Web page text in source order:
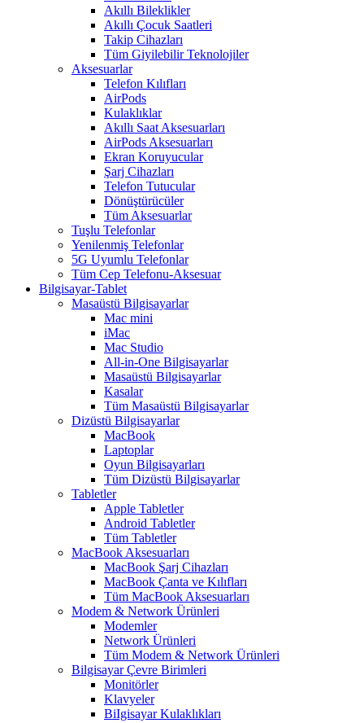
Akıllı Bileklikler
Akıllı Çocuk Saatleri
Takip Cihazları
Tüm Giyilebilir Teknolojiler
Aksesuarlar
Telefon Kılıfları
AirPods
Kulaklıklar
Akıllı Saat Aksesuarları
AirPods Aksesuarları
Ekran Koruyucular
Şarj Cihazları
Telefon Tutucular
Dönüştürücüler
Tüm Aksesuarlar
Tuşlu Telefonlar
Yenilenmiş Telefonlar
5G Uyumlu Telefonlar
Tüm Cep Telefonu-Aksesuar
Bilgisayar-Tablet
Masaüstü Bilgisayarlar
Mac mini
iMac
Mac Studio
All-in-One Bilgisayarlar
Masaüstü Bilgisayarlar
Kasalar
Tüm Masaüstü Bilgisayarlar
Dizüstü Bilgisayarlar
MacBook
Laptoplar
Oyun Bilgisayarları
Tüm Dizüstü Bilgisayarlar
Tabletler
Apple Tabletler
Android Tabletler
Tüm Tabletler
MacBook Aksesuarları
MacBook Şarj Cihazları
MacBook Çanta ve Kılıfları
Tüm MacBook Aksesuarları
Modem & Network Ürünleri
Modemler
Network Ürünleri
Tüm Modem & Network Ürünleri
Bilgisayar Çevre Birimleri
Monitörler
Klavyeler
BiIgisayar Kulaklıkları